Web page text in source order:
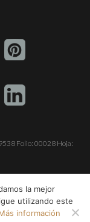
Folio: 00028 Hoja:
EN IBIZA S.L.
la mejor
utilizando este
información